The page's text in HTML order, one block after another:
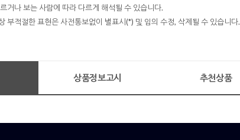
거나 보는 사람에 따라 다르게 해석될 수 있습니다.
부적절한 표현은 사전통보없이 별표시(*) 및 임의 수정, 삭제될 수 있습니다.
상품정보고시 추천상품